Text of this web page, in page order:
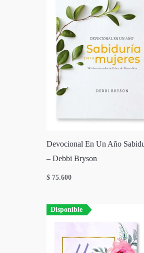
Devocional En Un Año
– Debbi Bryson
$ 75.600
Disponible